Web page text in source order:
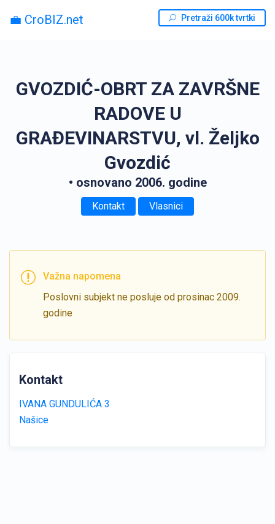
💼 CroBIZ.net Pretraži 600k tvrtki
GVOZDIĆ-OBRT ZA ZAVRŠNE
RADOVE U
GRAĐEVINARSTVU, vl. Željko
Gvozdić
• osnovano 2006. godine
Kontakt Vlasnici
Važna napomena
Poslovni subjekt ne posluje od prosinac 2009.
godine
Kontakt
IVANA GUNDULIĆA 3
Našice